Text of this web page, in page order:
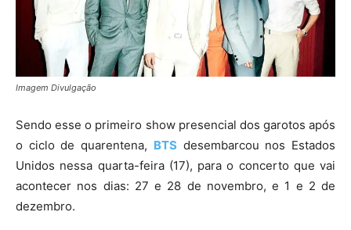
Imagem Divulgação
Sendo esse o primeiro show presencial dos garotos após
o ciclo de quarentena, BTS desembarcou nos Estados
Unidos nessa quarta-feira (17), para o concerto que vai
acontecer nos dias: 27 e 28 de novembro, e 1 e 2 de
dezembro.